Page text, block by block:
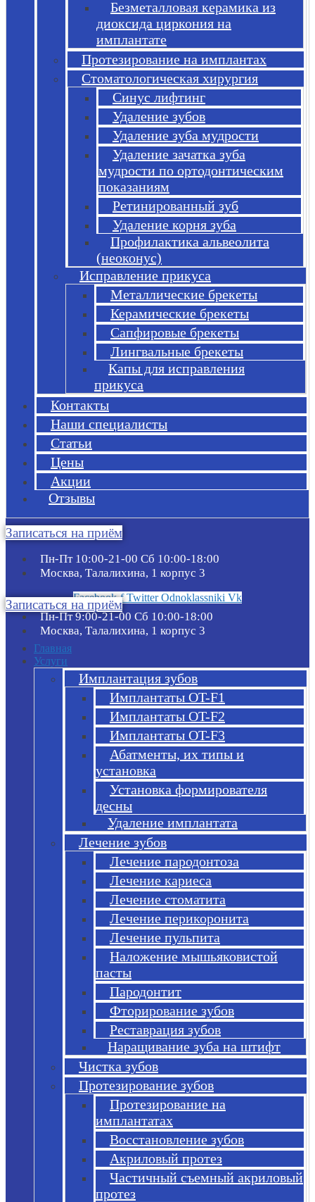
Безметалловая керамика из
диоксида циркония на
имплантате
Протезирование на имплантах
Стоматологическая хирургия
Синус лифтинг
Удаление зубов
Удаление зуба мудрости
Удаление зачатка зуба
мудрости по ортодонтическим
показаниям
Ретинированный зуб
Удаление корня зуба
Профилактика альвеолита
(неоконус)
Исправление прикуса
Металлические брекеты
Керамические брекеты
Сапфировые брекеты
Лингвальные брекеты
Капы для исправления
прикуса
Контакты
Наши специалисты
Статьи
Цены
Акции
Отзывы
Записаться на приём
Пн-Пт 10:00-21-00 Сб 10:00-18:00​
Москва, Талалихина, 1 корпус 3
Facebook-f Twitter Odnoklassniki Vk
Записаться на приём
Пн-Пт 9:00-21-00 Сб 10:00-18:00​
Москва, Талалихина, 1 корпус 3
Главная
Услуги
Имплантация зубов
Имплантаты OT-F1
Имплантаты OT-F2
Имплантаты OT-F3
Абатменты, их типы и
установка
Установка формирователя
десны
Удаление имплантата
Лечение зубов
Лечение пародонтоза
Лечение кариеса
Лечение стоматита
Лечение перикоронита
Лечение пульпита
Наложение мышьяковистой
пасты
Пародонтит
Фторирование зубов
Реставрация зубов
Наращивание зуба на штифт
Чистка зубов
Протезирование зубов
Протезирование на
имплантатах
Восстановление зубов
Акриловый протез
Частичный съемный акриловый
протез